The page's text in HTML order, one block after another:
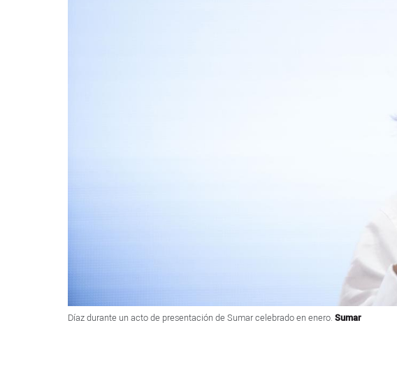
Díaz durante un acto de presentación de Sumar celebrado en enero. Sumar